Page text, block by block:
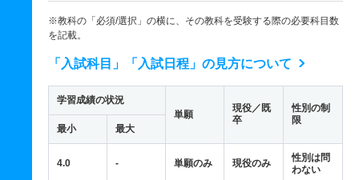
※教科の「必須/選択」の横に、その教科を受験する際の必要科目数
を記載。
「入試科目」「入試日程」の見方について
学習成績の状況
単願
現役／既
卒
性別の制
限
最小 最大
4.0 - 単願のみ 現役のみ
性別は問
わない